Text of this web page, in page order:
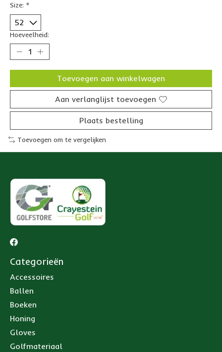
Size: *
Hoeveelheid:
Toevoegen aan winkelwagen
Aan verlanglijst toevoegen
Plaats bestelling
Toevoegen om te vergelijken
Categorieën
Accessoires
Ballen
Boeken
Honing
Gloves
Golfmateriaal